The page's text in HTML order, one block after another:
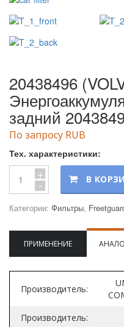
20438496
задний
По запросу RUB
Тех. характеристики:
+
- В
Категории: Фильтры,
ПРИМЕНЕНИЕ
Производитель:
Производитель: